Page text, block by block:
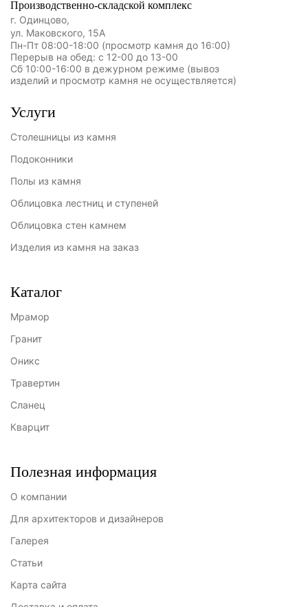
Производственно-складской комплекс
г. Одинцово,
ул. Маковского, 15А
Пн-Пт 08:00-18:00 (просмотр камня до 16:00)
Перерыв на обед: с 12-00 до 13-00
Сб 10:00-16:00 в дежурном режиме (вывоз
изделий и просмотр камня не осуществляется)
Услуги
Столешницы из камня
Подоконники
Полы из камня
Облицовка лестниц и ступеней
Облицовка стен камнем
Изделия из камня на заказ
Каталог
Мрамор
Гранит
Оникс
Травертин
Сланец
Кварцит
Полезная информация
О компании
Для архитекторов и дизайнеров
Галерея
Статьи
Карта сайта